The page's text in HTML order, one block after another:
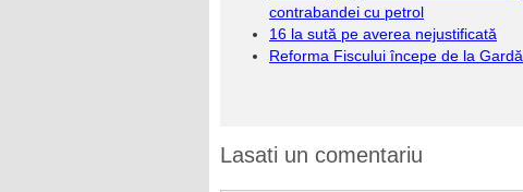
contrabandei cu petrol
16 la sută pe averea nejustificată
Reforma Fiscului începe de la Gardă
Lasati un comentariu